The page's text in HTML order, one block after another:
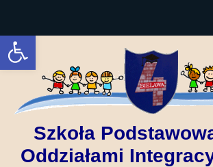
Open toolbar
Szkoła
Oddziałami